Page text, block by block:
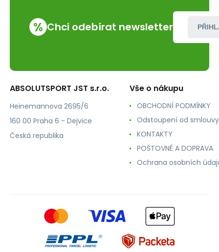
% Chci odebírat newsletter
ABSOLUTSPORT JST s.r.o.
Heinemannova 2695/6
160 00 Praha 6 - Dejvice
Česká republika
Vše o nákupu
OBCHODNÍ PODMÍNKY
Odstoupení od smlouvy
KONTAKTY
POŠTOVNÉ A DOPRAVA
Ochrana osobních